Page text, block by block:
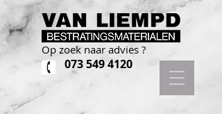
Op zoek naar advies ?
073 549 4120